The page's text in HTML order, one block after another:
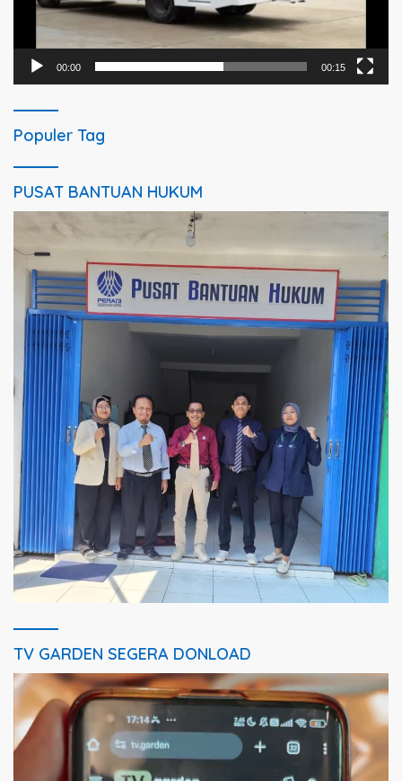
00:00 00:15
Populer Tag
PUSAT BANTUAN HUKUM
TV GARDEN SEGERA DONLOAD
Pemutar
Video